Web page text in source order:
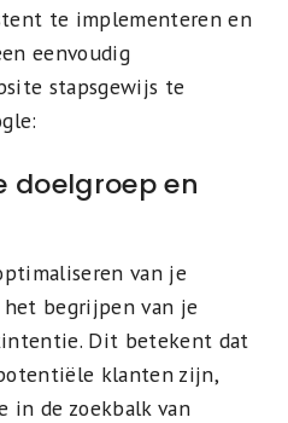
te implementeren en
eenvoudig
stapsgewijs te
doelgroep en
van je
begrijpen van je
Dit betekent dat
klanten zijn,
in de zoekbalk van